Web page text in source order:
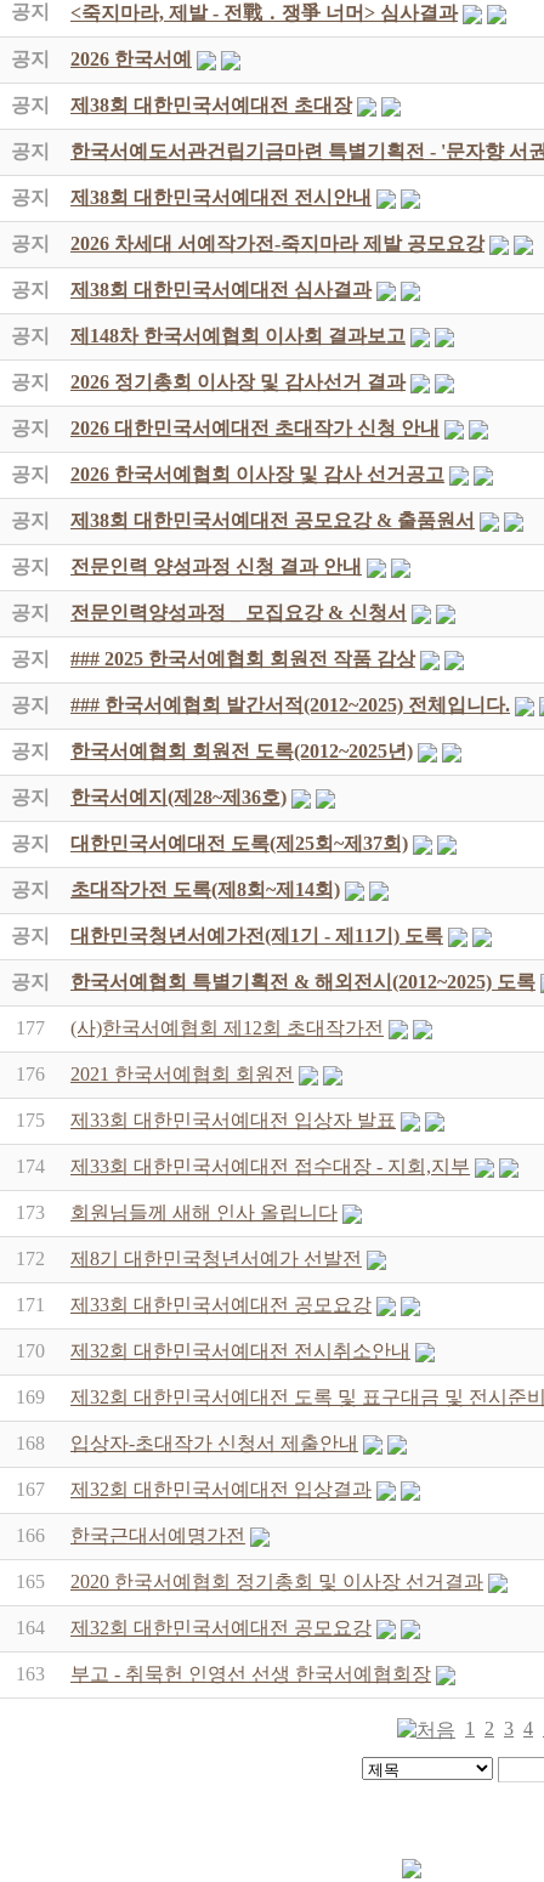
공지 <죽지마라, 제발 - 전戰 ․ 쟁爭 너머> 심사결과
공지 2026 한국서예
공지 제38회 대한민국서예대전 초대장
공지 한국서예도서관건립기금마련 특별기획전 - '문자향 서
공지 제38회 대한민국서예대전 전시안내
공지 2026 차세대 서예작가전-죽지마라 제발 공모요강
공지 제38회 대한민국서예대전 심사결과
공지 제148차 한국서예협회 이사회 결과보고
공지 2026 정기총회 이사장 및 감사선거 결과
공지 2026 대한민국서예대전 초대작가 신청 안내
공지 2026 한국서예협회 이사장 및 감사 선거공고
공지 제38회 대한민국서예대전 공모요강 & 출품원서
공지 전문인력 양성과정 신청 결과 안내
공지 전문인력양성과정 _ 모집요강 & 신청서
공지 ### 2025 한국서예협회 회원전 작품 감상
공지 ### 한국서예협회 발간서적(2012~2025) 전체입니다.
공지 한국서예협회 회원전 도록(2012~2025년)
공지 한국서예지(제28~제36호)
공지 대한민국서예대전 도록(제25회~제37회)
공지 초대작가전 도록(제8회~제14회)
공지 대한민국청년서예가전(제1기 - 제11기) 도록
공지 한국서예협회 특별기획전 & 해외전시(2012~2025) 도록
177 (사)한국서예협회 제12회 초대작가전
176 2021 한국서예협회 회원전
175 제33회 대한민국서예대전 입상자 발표
174 제33회 대한민국서예대전 접수대장 - 지회,지부
173 회원님들께 새해 인사 올립니다
172 제8기 대한민국청년서예가 선발전
171 제33회 대한민국서예대전 공모요강
170 제32회 대한민국서예대전 전시취소안내
169 제32회 대한민국서예대전 도록 및 표구대금 및 전시준
168 입상자-초대작가 신청서 제출안내
167 제32회 대한민국서예대전 입상결과
166 한국근대서예명가전
165 2020 한국서예협회 정기총회 및 이사장 선거결과
164 제32회 대한민국서예대전 공모요강
163 부고 - 취묵헌 인영선 선생 한국서예협회장
1 2 3 4